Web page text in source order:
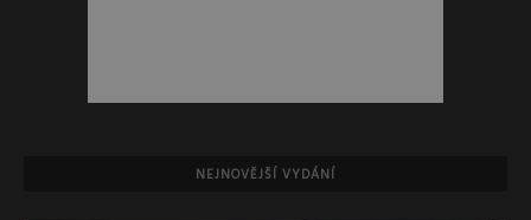
NEJNOVĚJŠÍ VYDÁNÍ